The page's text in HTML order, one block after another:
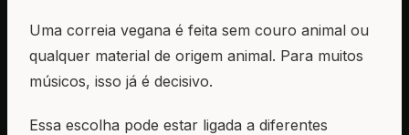
Uma correia vegana é feita sem couro animal ou
qualquer material de origem animal. Para muitos
músicos, isso já é decisivo.
Essa escolha pode estar ligada a diferentes